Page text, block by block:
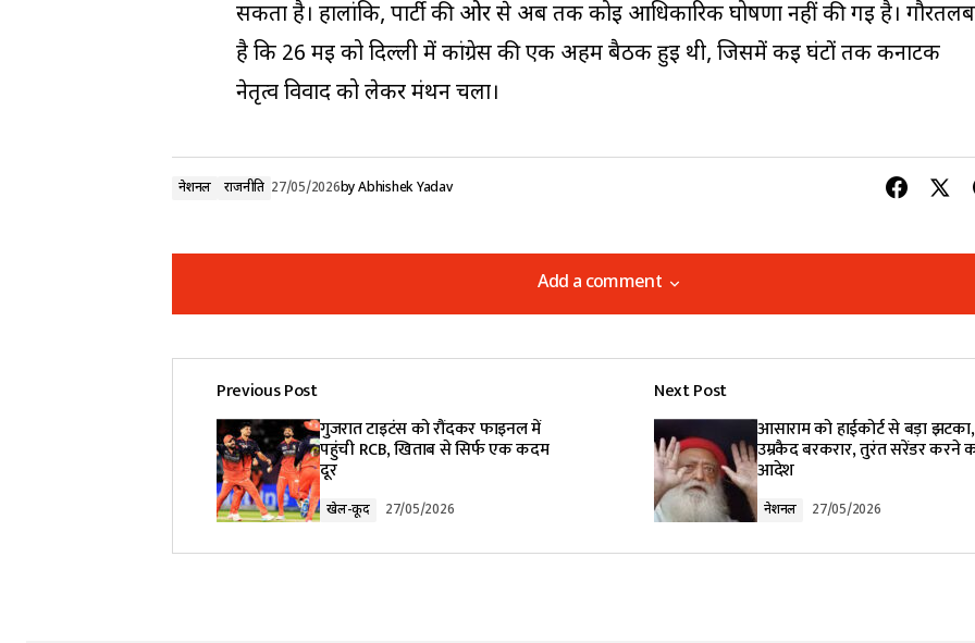
सकता है। हालांकि, पार्टी की ओर से अब तक कोई आधिकारिक घोषणा नहीं की गई है। गौरतलब
है कि 26 मई को दिल्ली में कांग्रेस की एक अहम बैठक हुई थी, जिसमें कई घंटों तक कर्नाटक
नेतृत्व विवाद को लेकर मंथन चला।
नेशनल राजनीति 27/05/2026byAbhishek Yadav
Add a comment
Add a comment
Your email address will not be published. Required fields are marked*
Comment*
Previous Post
गुजरात टाइटंस को रौंदकर फाइनल में
पहुंची RCB, खिताब से सिर्फ एक कदम
दूर
खेल-कूद 27/05/2026
Next Post
आसाराम को हाईकोर्ट से बड़ा झटका,
उम्रकैद बरकरार, तुरंत सरेंडर करने
आदेश
नेशनल 27/05/2026